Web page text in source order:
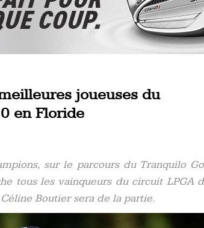
joueuses du
en Floride
sur le parcours du Tranquilo
tous les vainqueurs du circuit LPGA
Boutier sera de la partie.